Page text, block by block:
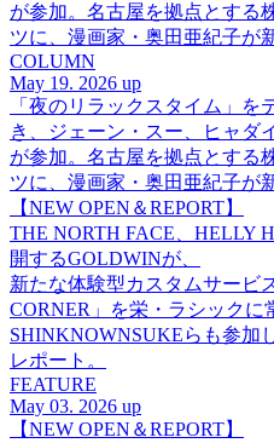
が参加。名古屋を拠点とする
ツに、漫画家・奥田亜紀子が
COLUMN
May 19. 2026 up
「夜のリラックスタイム」
き、ジェーン・スー、ヒャダ
が参加。名古屋を拠点とする
ツに、漫画家・奥田亜紀子が
【NEW OPEN＆REPORT】
THE NORTH FACE、HELLY
開するGOLDWINが、
新たな体験型カスタムサービ
CORNER」を栄・ラシックに
SHINKNOWNSUKEらも参加
レポート。
FEATURE
May 03. 2026 up
【NEW OPEN＆REPORT】